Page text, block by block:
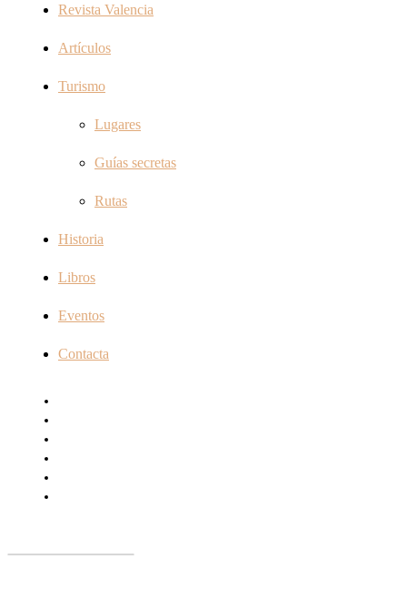
Revista Valencia
Artículos
Turismo
Lugares
Guías secretas
Rutas
Historia
Libros
Eventos
Contacta